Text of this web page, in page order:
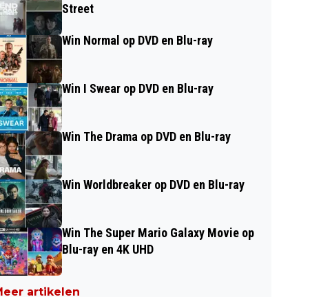
Street
Win Normal op DVD en Blu-ray
Win I Swear op DVD en Blu-ray
Win The Drama op DVD en Blu-ray
Win Worldbreaker op DVD en Blu-ray
Win The Super Mario Galaxy Movie op
Blu-ray en 4K UHD
artikelen